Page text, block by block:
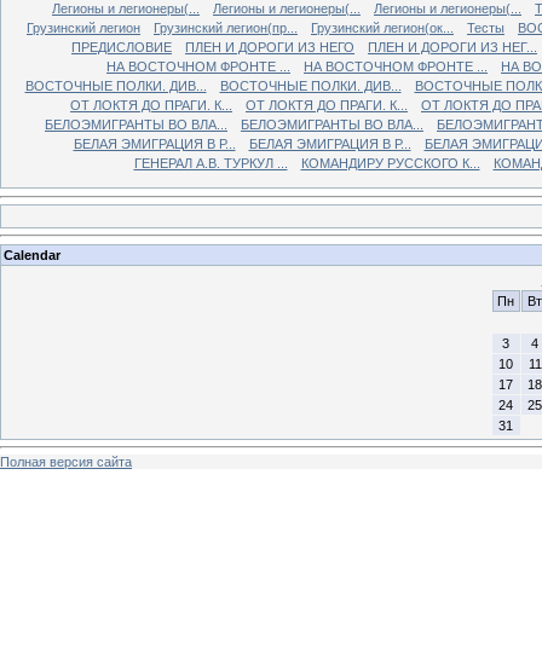
Легионы и легионеры(...
Легионы и легионеры(... Легионы и легионеры(...
Грузинский легион
Грузинский легион(пр... Грузинский легион(ок... Тесты
ПРЕДИСЛОВИЕ
ПЛЕН И ДОРОГИ ИЗ НЕГО
ПЛЕН И ДОРОГИ ИЗ НЕГ...
НА ВОСТОЧНОМ ФРОНТЕ ...
НА ВОСТОЧНОМ ФРОНТЕ ...
НА
ВОСТОЧНЫЕ ПОЛКИ. ДИВ...
ВОСТОЧНЫЕ ПОЛКИ. ДИВ...
ВОСТОЧНЫЕ
ОТ ЛОКТЯ ДО ПРАГИ. К...
ОТ ЛОКТЯ ДО ПРАГИ. К...
ОТ ЛОКТЯ ДО
БЕЛОЭМИГРАНТЫ ВО ВЛА...
БЕЛОЭМИГРАНТЫ ВО ВЛА...
БЕЛАЯ ЭМИГРАЦИЯ В Р...
БЕЛАЯ ЭМИГРАЦИЯ В Р...
БЕЛАЯ
ГЕНЕРАЛ А.В. ТУРКУЛ ...
КОМАНДИРУ РУССКОГО К...
Calendar
Пн
Вт
3
4
10
11
17
18
24
25
31
Полная версия сайта